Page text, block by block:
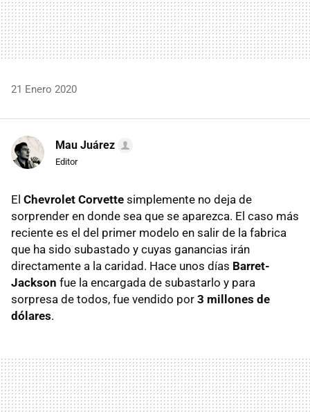
21 Enero 2020
Mau Juárez
Editor
El Chevrolet Corvette simplemente no deja de
sorprender en donde sea que se aparezca. El caso más
reciente es el del primer modelo en salir de la fabrica
que ha sido subastado y cuyas ganancias irán
directamente a la caridad. Hace unos días Barret-
Jackson fue la encargada de subastarlo y para
sorpresa de todos, fue vendido por 3 millones de
dólares.